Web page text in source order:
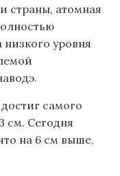
страны, атомная
уровня
самого
см. Сегодня
на 6 см выше,